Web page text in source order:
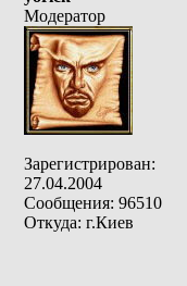
Модератор
Зарегистрирован:
27.04.2004
Сообщения: 96510
Откуда: г.Киев